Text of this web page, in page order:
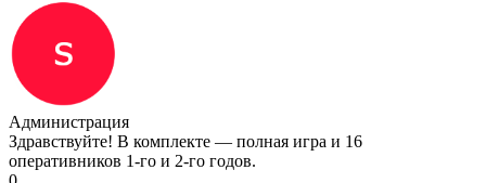
Администрация
Здравствуйте! В комплекте — полная игра и 16
оперативников 1-го и 2-го годов.